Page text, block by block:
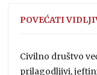
POVEĆATI
Civilno društvo
prilagodljivi,